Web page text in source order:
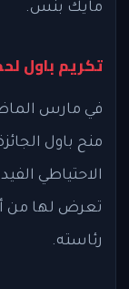
مايك بنس.
تكريم باول
في مارس
منح باول
الاحتياطي
تعرض لها من
رئاسته.